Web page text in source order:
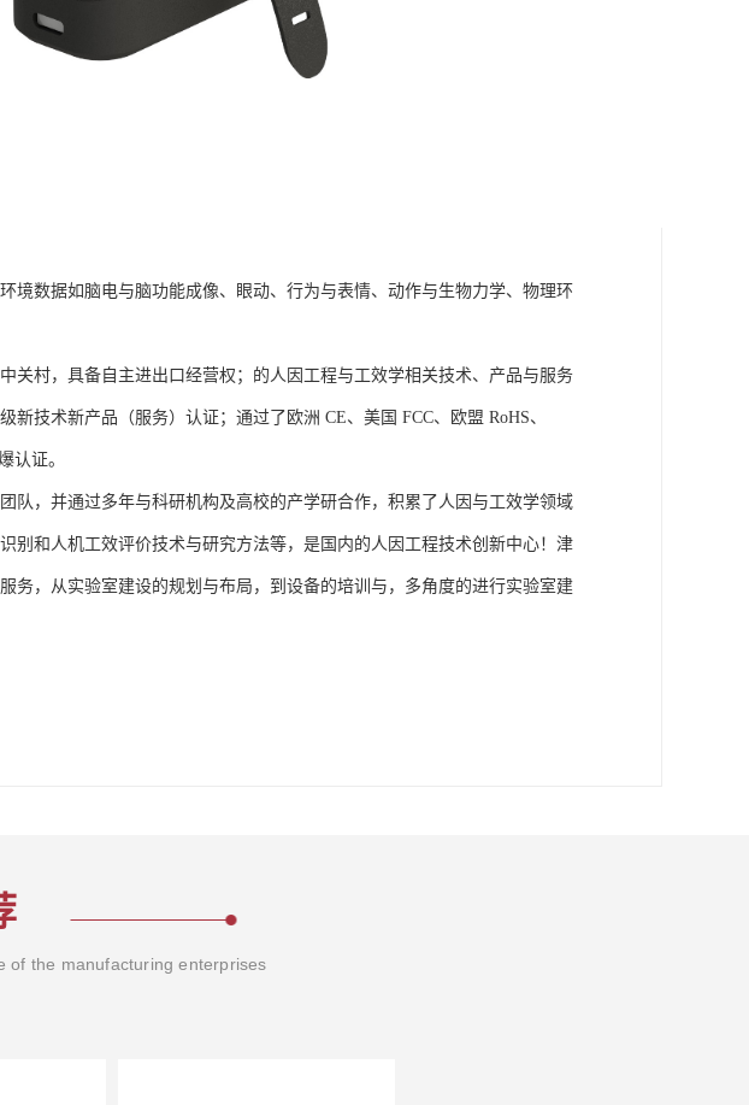
境数据如脑电与脑功能成像、眼动、行为与表情、动作与生物力学、物理环
关村，具备自主进出口经营权；的人因工程与工效学相关技术、产品与服务
技术新产品（服务）认证；通过了欧洲 CE、美国 FCC、欧盟 RoHS、
认证。
队，并通过多年与科研机构及高校的产学研合作，积累了人因与工效学领域
别和人机工效评价技术与研究方法等，是国内的人因工程技术创新中心！津
务，从实验室建设的规划与布局，到设备的培训与，多角度的进行实验室建
of the manufacturing enterprises